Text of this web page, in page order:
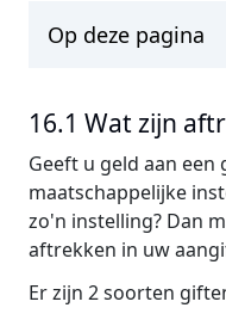
Op deze pagina
16.1 Wat zijn
Geeft u geld aan
maatschappelijke
zo'n instelling? Dan
aftrekken in uw
Er zijn 2 soorten